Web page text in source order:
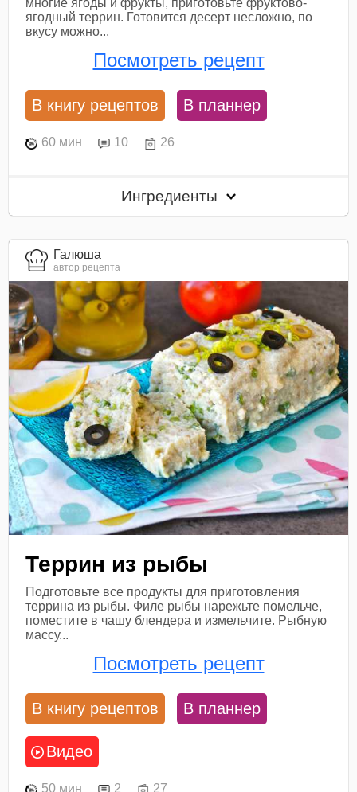
многие ягоды и фрукты, приготовьте фруктово-
ягодный террин. Готовится десерт несложно, по
вкусу можно...
Посмотреть рецепт
В книгу рецептов В планнер
60 мин 10 26
Ингредиенты
Галюша
автор рецепта
Террин из рыбы
Подготовьте все продукты для приготовления
террина из рыбы. Филе рыбы нарежьте помельче,
поместите в чашу блендера и измельчите. Рыбную
массу...
Посмотреть рецепт
В книгу рецептов В планнер
Видео
50 мин 2 27